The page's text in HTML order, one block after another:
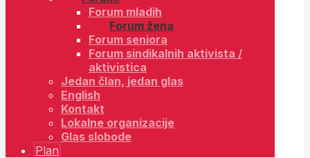
Forum mladih
Forum žena
Forum seniora
Forum sindikalnih aktivista /
aktivistica
Jedan član, jedan glas
English
Kontakt
Lokalne organizacije
Glas slobode
Plan